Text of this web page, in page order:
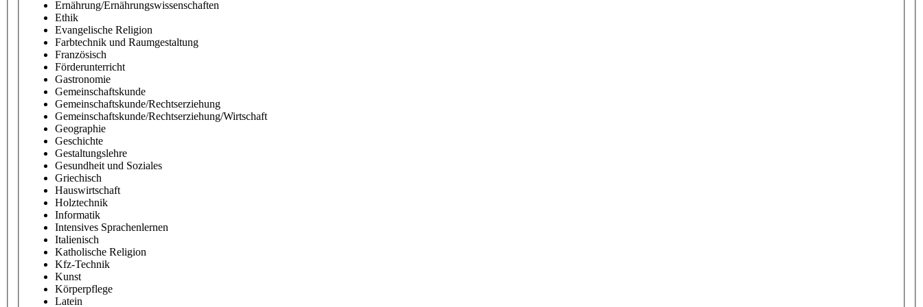
Ernährung/Ernährungswissenschaften
Ethik
Evangelische Religion
Farbtechnik und Raumgestaltung
Französisch
Förderunterricht
Gastronomie
Gemeinschaftskunde
Gemeinschaftskunde/Rechtserziehung
Gemeinschaftskunde/Rechtserziehung/Wirtschaft
Geographie
Geschichte
Gestaltungslehre
Gesundheit und Soziales
Griechisch
Hauswirtschaft
Holztechnik
Informatik
Intensives Sprachenlernen
Italienisch
Katholische Religion
Kfz-Technik
Kunst
Körperpflege
Latein